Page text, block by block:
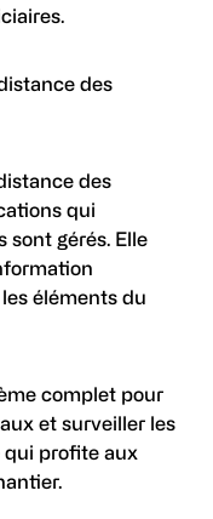
des
des
qui
sont gérés. Elle
éléments du
complet pour
et surveiller les
qui profite aux